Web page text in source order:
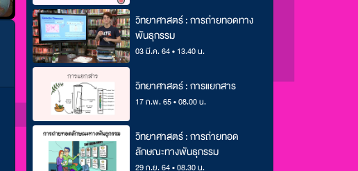
วิทยาศาสตร์ : การถ่ายทอดทาง
พันธุกรรม
03 มี.ค. 64 • 13.40 น.
วิทยาศาสตร์ : การแยกสาร
17 ก.พ. 65 • 08.00 น.
วิทยาศาสตร์ : การถ่ายทอด
ลักษณะทางพันธุกรรม
29 ก.ย. 64 • 08.30 น.